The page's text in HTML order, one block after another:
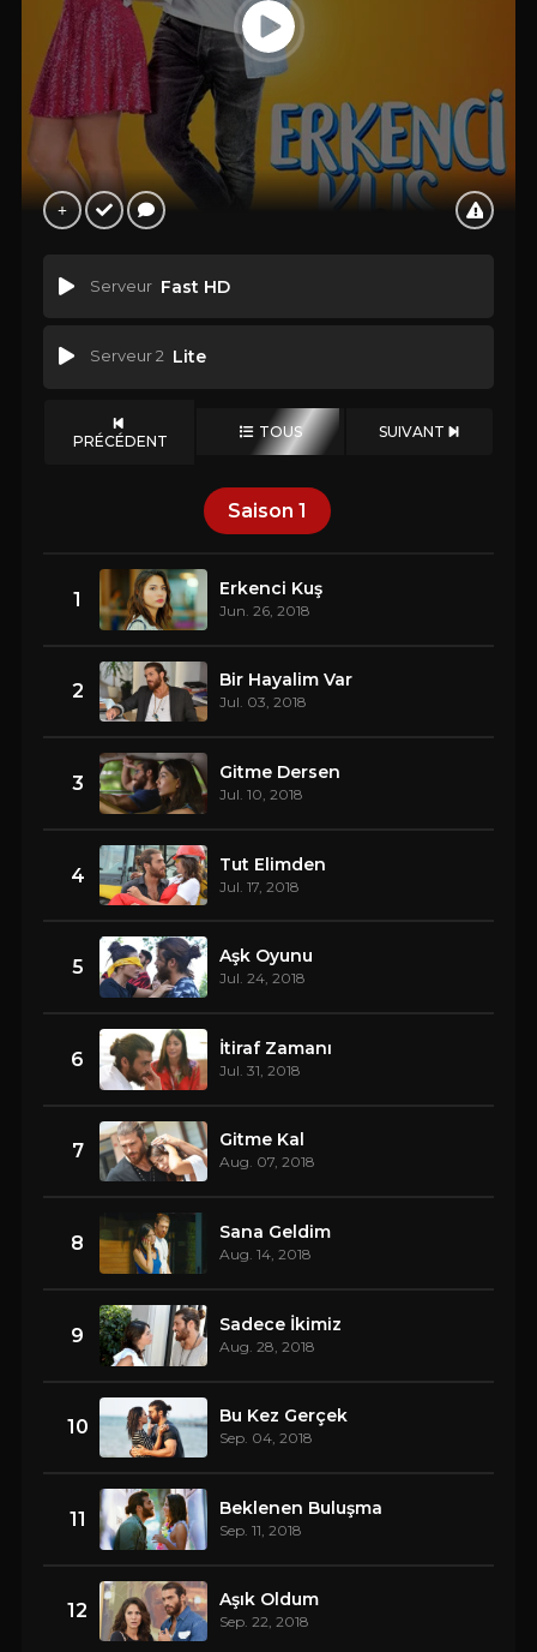
Serveur Fast HD
Serveur 2 Lite
PRÉCÉDENT TOUS SUIVANT
Saison 1
1 Erkenci Kuş
Jun. 26, 2018
2 Bir Hayalim Var
Jul. 03, 2018
3 Gitme Dersen
Jul. 10, 2018
4 Tut Elimden
Jul. 17, 2018
5 Aşk Oyunu
Jul. 24, 2018
6 İtiraf Zamanı
Jul. 31, 2018
7 Gitme Kal
Aug. 07, 2018
8 Sana Geldim
Aug. 14, 2018
9 Sadece İkimiz
Aug. 28, 2018
10 Bu Kez Gerçek
Sep. 04, 2018
11 Beklenen Buluşma
Sep. 11, 2018
12 Aşık Oldum
Sep. 22, 2018